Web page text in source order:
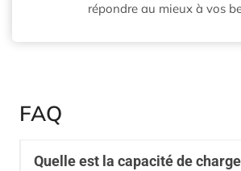
répondre au mieux à vos
FAQ
Quelle est la capacité de charge